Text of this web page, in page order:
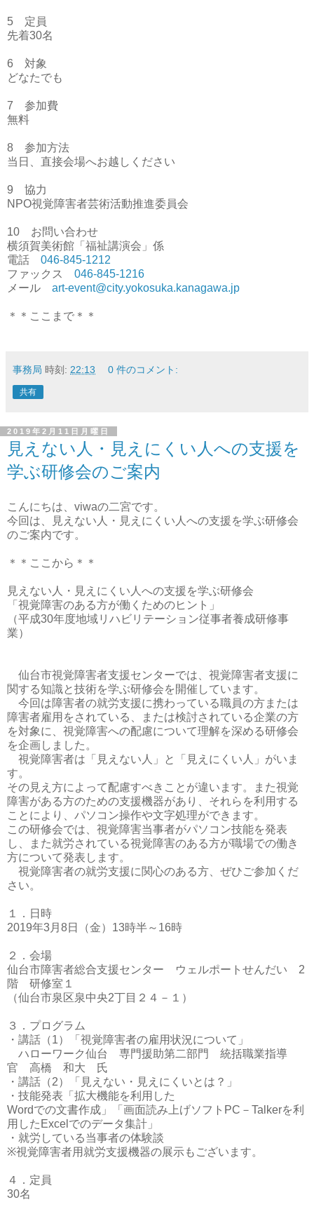
5 定員
先着30名
6 対象
どなたでも
7 参加費
無料
8 参加方法
当日、直接会場へお越しください
9 協力
NPO視覚障害者芸術活動推進委員会
10 お問い合わせ
横須賀美術館「福祉講演会」係
電話 046-845-1212
ファックス 046-845-1216
メール art-event@city.yokosuka.kanagawa.jp
＊＊ここまで＊＊
事務局 時刻: 22:13 0 件のコメント:
共有
2019年2月11日月曜日
見えない人・見えにくい人への支援を
学ぶ研修会のご案内
こんにちは、viwaの二宮です。
今回は、
見えない人・見えにくい人への支援を学ぶ研修会
のご案内です。
＊＊ここから＊＊
見えない人・見えにくい人への支援を学ぶ研修会
「視覚障害のある方が働くためのヒント」
（平成30年度地域リハビリテーション従事者養成研修事
業）
仙台市視覚障害者支援センターでは、視覚障害者支援に
関する知識と技術を学ぶ研修会を開催しています。
今回は障害者の就労支援に携わっている職員の方または
障害者雇用をされている、または検討されている企業の方
を対象に、視覚障害への配慮について理解を深める研修会
を企画しました。
視覚障害者は「見えない人」と「見えにくい人」がいま
す。
その見え方によって配慮すべきことが違います。また視覚
障害がある方のための支援機器があり、それらを利用する
ことにより、パソコン操作や文字処理ができます。
この研修会では、視覚障害当事者がパソコン技能を発表
し、また就労されている視覚障害のある方が職場での働き
方について発表します。
視覚障害者の就労支援に関心のある方、ぜひご参加くだ
さい。
１．日時
2019年3月 8日（金） 13時半～ 16時
２．会場
仙台市障害者総合支援センター ウェルポートせんだい 2
階 研修室１
（仙台市泉区泉中央2丁目２４－１）
３．プログラム
・講話（1）「視覚障害者の雇用状況について」
ハローワーク仙台 専門援助第二部門 統括職業指導
官 高橋 和大 氏
・講話（2）「見えない・見えにくいとは？」
・技能発表「拡大機能を利用した
Wordでの文書作成」「画面読み上げソフト PC － Talkerを利
用した Excel でのデータ集計」
・就労している当事者の体験談
※視覚障害者用就労支援機器の展示もございます。
４．定員
30名